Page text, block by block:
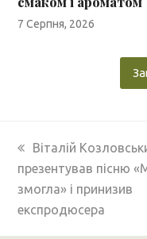
7 Серпня, 2026
previous
post:
Віталій
презентував пісню
змогла» і принизив
експродюсера